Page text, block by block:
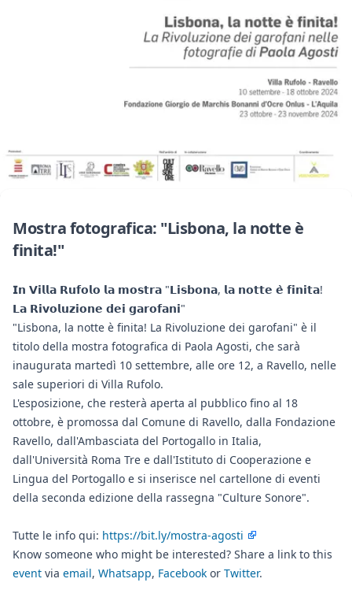
Mostra fotografica: "Lisbona, la notte è
finita!"
𝗜𝗻 𝗩𝗶𝗹𝗹𝗮 𝗥𝘂𝗳𝗼𝗹𝗼 𝗹𝗮 𝗺𝗼𝘀𝘁𝗿𝗮 "𝗟𝗶𝘀𝗯𝗼𝗻𝗮, 𝗹𝗮 𝗻𝗼𝘁𝘁𝗲 𝗲̀ 𝗳𝗶𝗻𝗶𝘁𝗮!
𝗟𝗮 𝗥𝗶𝘃𝗼𝗹𝘂𝘇𝗶𝗼𝗻𝗲 𝗱𝗲𝗶 𝗴𝗮𝗿𝗼𝗳𝗮𝗻𝗶"
"Lisbona, la notte è finita! La Rivoluzione dei garofani" è il
titolo della mostra fotografica di Paola Agosti, che sarà
inaugurata martedì 10 settembre, alle ore 12, a Ravello, nelle
sale superiori di Villa Rufolo.
L'esposizione, che resterà aperta al pubblico fino al 18
ottobre, è promossa dal Comune di Ravello, dalla Fondazione
Ravello, dall'Ambasciata del Portogallo in Italia,
dall'Università Roma Tre e dall'Istituto di Cooperazione e
Lingua del Portogallo e si inserisce nel cartellone di eventi
della seconda edizione della rassegna "Culture Sonore".
Tutte le info qui: https://bit.ly/mostra-agosti
Know someone who might be interested? Share a link to this
event via email, Whatsapp, Facebook or Twitter.